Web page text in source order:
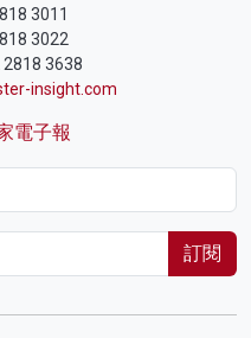
3011
3022
3638
insight.com
電子報
訂閱